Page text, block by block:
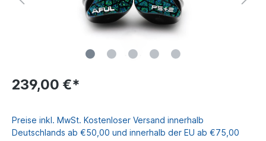
239,00 €*
Preise inkl. MwSt. Kostenloser Versand innerhalb
Deutschlands ab €50,00 und innerhalb der EU ab €75,00